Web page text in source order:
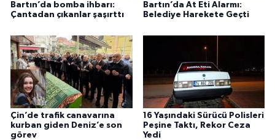
Bartın’da bomba ihbarı:
Çantadan çıkanlar şaşırttı
Bartın’da At Eti Alarmı:
Belediye Harekete Geçti
Çin’de trafik canavarına
kurban giden Deniz’e son
görev
16 Yaşındaki Sürücü Polisleri
Peşine Taktı, Rekor Ceza
Yedi